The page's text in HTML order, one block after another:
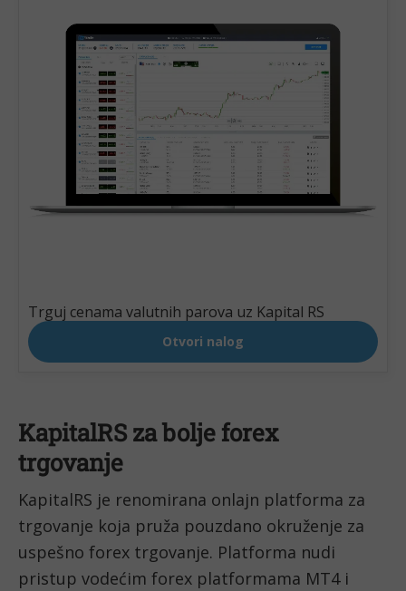
KapitalRS za bolje forex
trgovanje
KapitalRS je renomirana onlajn platforma za
trgovanje koja pruža pouzdano okruženje za
uspešno forex trgovanje. Platforma nudi
pristup vodećim forex platformama MT4 i